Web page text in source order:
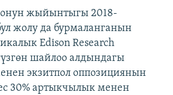
жыйынтыгы 2018-
жолу да бурмаланганын
Edison Research
шайлоо алдындагы
экзитпол оппозициянын
30% артыкчылык менен